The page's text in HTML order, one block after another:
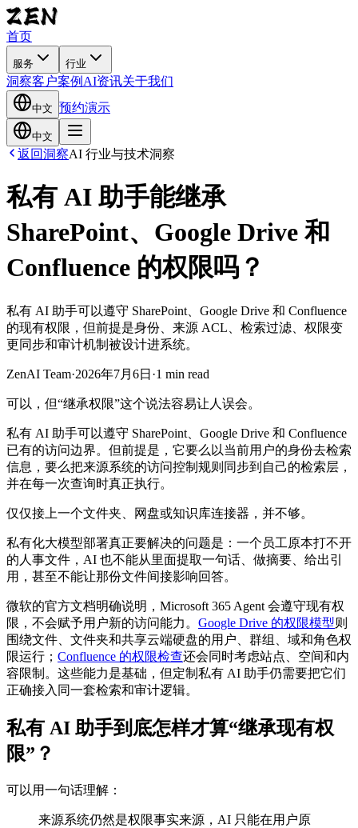
首页
服务 行业
洞察客户案例 AI资讯关于我们
中文 预约演示
中文
返回洞察AI 行业与技术洞察
私有 AI 助手能继承
SharePoint、Google Drive 和
Confluence 的权限吗？
私有 AI 助手可以遵守 SharePoint、Google Drive 和 Confluence
的现有权限，但前提是身份、来源 ACL、检索过滤、权限变
更同步和审计机制被设计进系统。
ZenAI Team·2026年7月6日 ·1 min read
可以，但“继承权限”这个说法容易让人误会。
私有 AI 助手可以遵守 SharePoint、Google Drive 和 Confluence
已有的访问边界。但前提是，它要么以当前用户的身份去检索
信息，要么把来源系统的访问控制规则同步到自己的检索层，
并在每一次查询时真正执行。
仅仅接上一个文件夹、网盘或知识库连接器，并不够。
私有化大模型部署真正要解决的问题是：一个员工原本打不开
的人事文件，AI 也不能从里面提取一句话、做摘要、给出引
用，甚至不能让那份文件间接影响回答。
微软的官方文档明确说明，Microsoft 365 Agent 会遵守现有权
限，不会赋予用户新的访问能力。 Google Drive 的权限模型则
围绕文件、文件夹和共享云端硬盘的用户、群组、域和角色权
限运行； Confluence 的权限检查还会同时考虑站点、空间和内
容限制。这些能力是基础，但定制私有 AI 助手仍需要把它们
正确接入同一套检索和审计逻辑。
私有 AI 助手到底怎样才算“继承现有权
限”？
可以用一句话理解：
来源系统仍然是权限事实来源，AI 只能在用户原